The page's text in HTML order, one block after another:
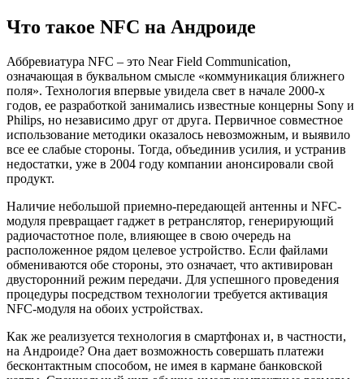
Что такое NFC на Андроиде
Аббревиатура NFC – это Near Field Communication,
означающая в буквальном смысле «коммуникация ближнего
поля». Технология впервые увидела свет в начале 2000-х
годов, ее разработкой занимались известные концерны Sony и
Philips, но независимо друг от друга. Первичное совместное
использование методики оказалось невозможным, и выявило
все ее слабые стороны. Тогда, объединив усилия, и устранив
недостатки, уже в 2004 году компании анонсировали свой
продукт.
Наличие небольшой приемно-передающей антенны и NFC-
модуля превращает гаджет в ретранслятор, генерирующий
радиочастотное поле, влияющее в свою очередь на
расположенное рядом целевое устройство. Если файлами
обмениваются обе стороны, это означает, что активирован
двусторонний режим передачи. Для успешного проведения
процедуры посредством технологии требуется активация
NFC-модуля на обоих устройствах.
Как же реализуется технология в смартфонах и, в частности,
на Андроиде? Она дает возможность совершать платежи
бесконтактным способом, не имея в кармане банковской